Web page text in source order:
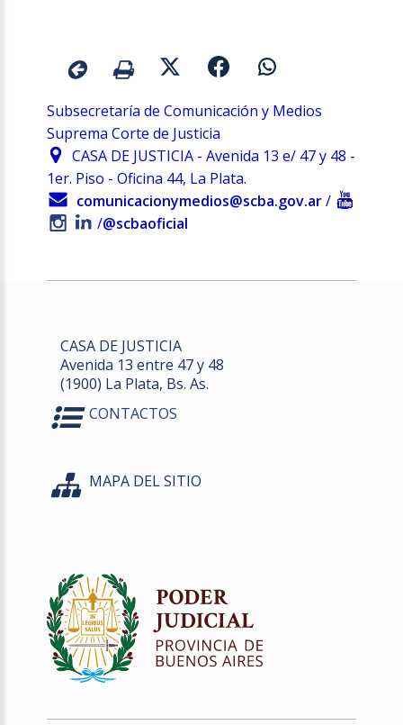
Subsecretaría de Comunicación y Medios
Suprema Corte de Justicia
CASA DE JUSTICIA - Avenida 13 e/ 47 y 48 -
1er. Piso - Oficina 44, La Plata.
comunicacionymedios@scba.gov.ar /
/@scbaoficial
CASA DE JUSTICIA
Avenida 13 entre 47 y 48
(1900) La Plata, Bs. As.
CONTACTOS
MAPA DEL SITIO